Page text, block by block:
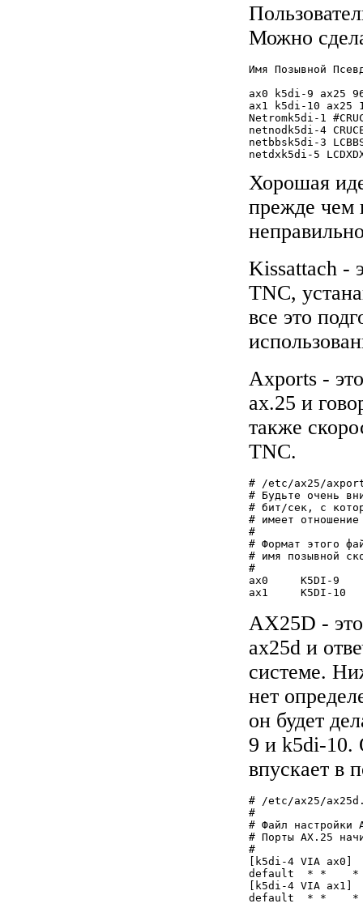
Можно
Имя Позывной
ax0 k5di-9 ax25
ax1 k5di-10 ax25
Netromk5di-1
netnodk5di-4
netbbsk5di-3
netdxk5di-5
Хорошая
прежде чем
Kissattach -
TNC,
все это
Axports -
ax.25 и
также
TNC.
# /etc/ax25/
# Будьте очень
# бит/сек, с
# имеет
#
# Формат этого
# имя позывной
#
ax0 	K5DI-9		9600	255	3	445.1 (9600 bps)
AX25D -
ax25d и
системе.
нет
он будет
9 и k5di-10.
впускает в
# /etc/ax25/
#
# Файл настройки
# Порты AX.25
#
[k5di-4 VIA ax0]
default	 * *    *   *   *    0 - root	/usr/sbin/node	node
[k5di-4 VIA ax1]